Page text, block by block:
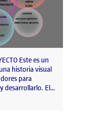
Este es un
historia visual
para
desarrollarlo. El…